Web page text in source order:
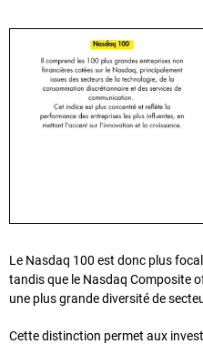
Le Nasdaq 100 est donc plus
tandis que le Nasdaq Composite
une plus grande diversité de
Cette distinction permet aux